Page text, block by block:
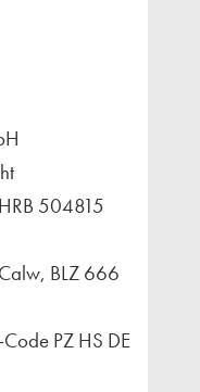
504815
BLZ 666
PZ HS DE